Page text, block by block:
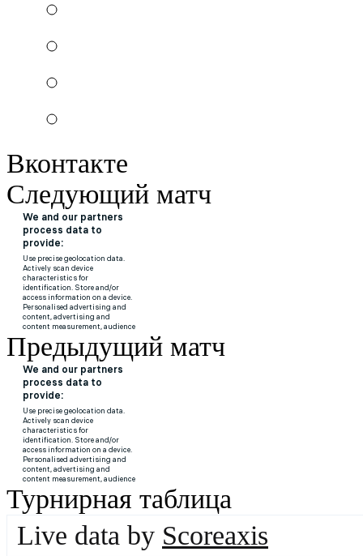
Вконтакте
Следующий матч
Предыдущий матч
Турнирная таблица
Live data by Scoreaxis